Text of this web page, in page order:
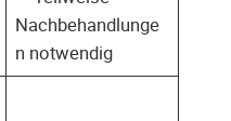
Nachbehandlunge
n notwendig